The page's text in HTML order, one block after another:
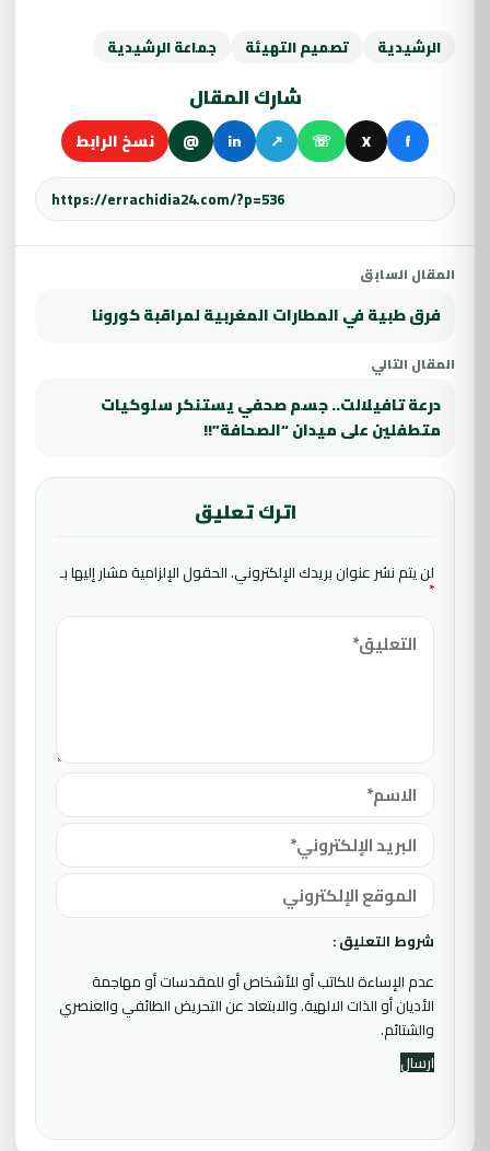
الرشيدية تصميم التهيئة جماعة الرشيدية
شارك المقال
f
X
☏
↗
in
@ نسخ الرابط
المقال السابق
فرق طبية في المطارات المغربية لمراقبة كورونا
المقال التالي
درعة تافيلالت.. جسم صحفي يستنكر سلوكيات
متطفلين على ميدان “الصحافة”!!
اترك تعليق
لن يتم نشر عنوان بريدك الإلكتروني.الحقول الإلزامية مشار إليها بـ
*
شروط التعليق :
عدم الإساءة للكاتب أو للأشخاص أو للمقدسات أو مهاجمة
الأديان أو الذات الالهية. والابتعاد عن التحريض الطائفي والعنصري
والشتائم.